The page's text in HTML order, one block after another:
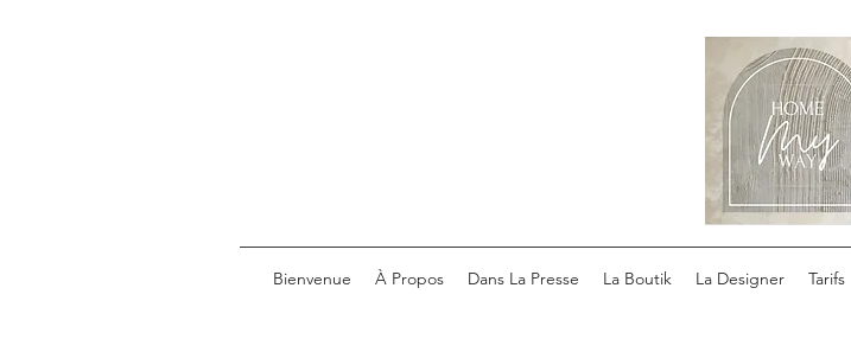
Bienvenue À Propos Dans La Presse La Boutik La Designer Tarifs